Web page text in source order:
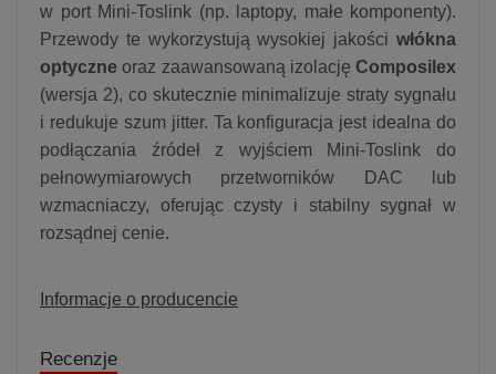
w port Mini-Toslink (np. laptopy, małe komponenty).
Przewody te wykorzystują wysokiej jakości włókna
optyczne oraz zaawansowaną izolację Composilex
(wersja 2), co skutecznie minimalizuje straty sygnału
i redukuje szum jitter. Ta konfiguracja jest idealna do
podłączania źródeł z wyjściem Mini-Toslink do
pełnowymiarowych przetworników DAC lub
wzmacniaczy, oferując czysty i stabilny sygnał w
rozsądnej cenie.
Informacje o producencie
Recenzje